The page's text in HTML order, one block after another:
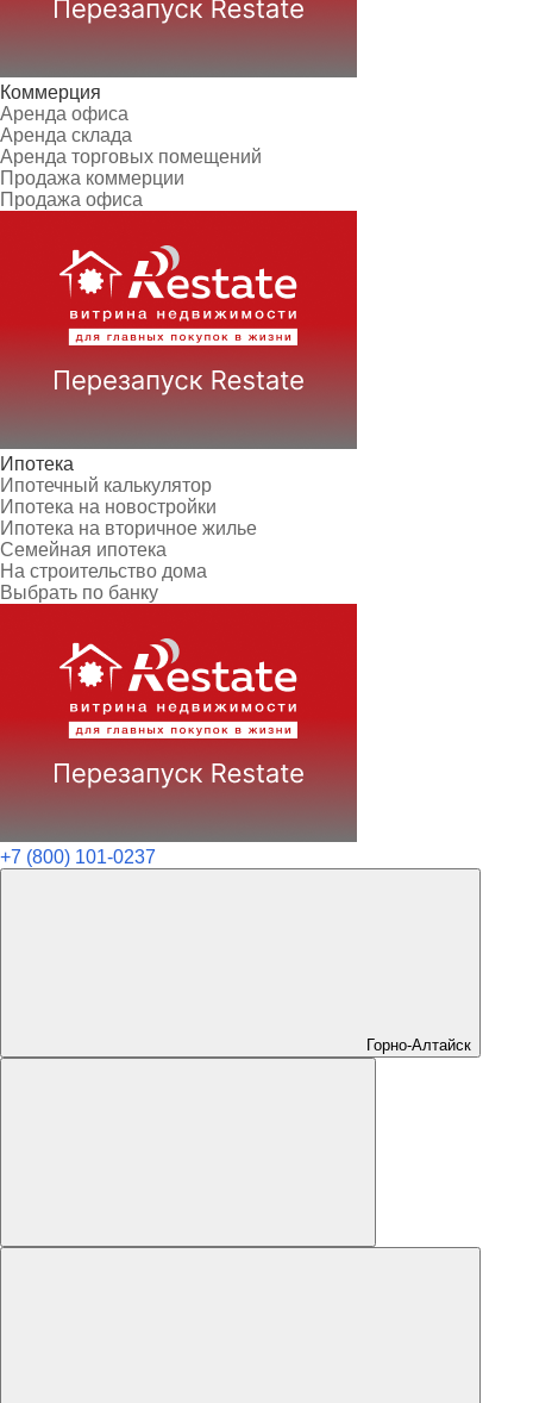
Коммерция
Аренда офиса
Аренда склада
Аренда торговых помещений
Продажа коммерции
Продажа офиса
Ипотека
Ипотечный калькулятор
Ипотека на новостройки
Ипотека на вторичное жилье
Семейная ипотека
На строительство дома
Выбрать по банку
+7 (800) 101-0237
Горно-Алтайск